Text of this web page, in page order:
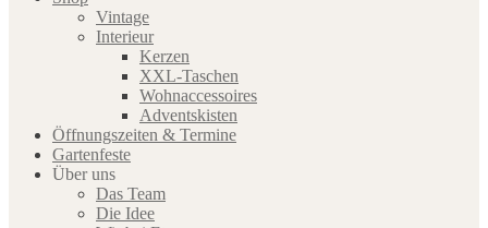
Vintage
Interieur
Kerzen
XXL-Taschen
Wohnaccessoires
Adventskisten
Öffnungszeiten & Termine
Gartenfeste
Über uns
Das Team
Die Idee